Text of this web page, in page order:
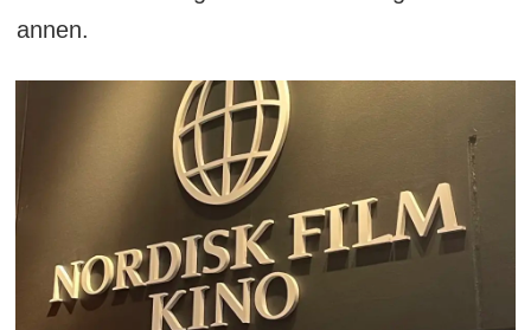
annen.